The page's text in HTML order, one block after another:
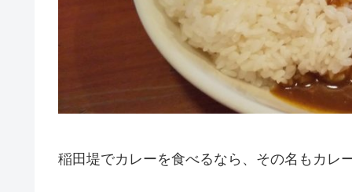
稲田堤でカレーを食べるなら、その名もカレ